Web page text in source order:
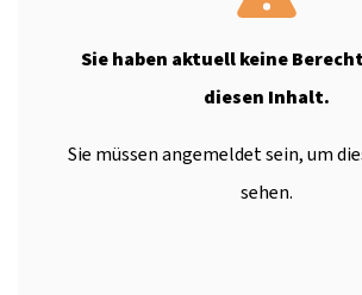
Sie haben aktuell keine
diesen Inhalt.
Sie müssen angemeldet sein, um
sehen.